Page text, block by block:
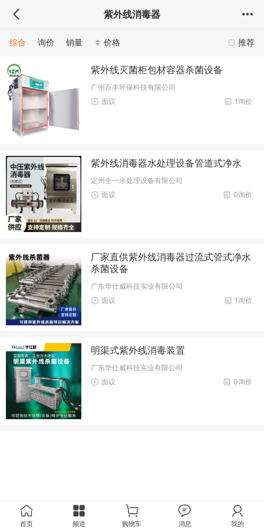
紫外线消毒器
推荐
综合 询价 销量 价格
紫外线灭菌柜包材容器杀菌设备
广州百丰环保科技有限公司
1询价
面议
紫外线消毒器水处理设备管道式净水
定州全一水处理设备有限公司
0询价
面议
厂家直供紫外线消毒器过流式管式净水
杀菌设备
广东华仕威科技实业有限公司
1询价
面议
明渠式紫外线消毒装置
广东华仕威科技实业有限公司
0询价
面议
首页 频道 购物车 消息 我的